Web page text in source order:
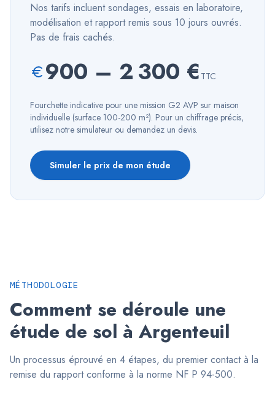
Nos tarifs incluent sondages, essais en laboratoire,
modélisation et rapport remis sous 10 jours ouvrés.
Pas de frais cachés.
900 – 2 300 € TTC
Fourchette indicative pour une mission G2 AVP sur maison
individuelle (surface 100-200 m²). Pour un chiffrage précis,
utilisez notre simulateur ou demandez un devis.
Simuler le prix de mon étude
MÉTHODOLOGIE
Comment se déroule une
étude de sol à Argenteuil
Un processus éprouvé en 4 étapes, du premier contact à la
remise du rapport conforme à la norme NF P 94-500.